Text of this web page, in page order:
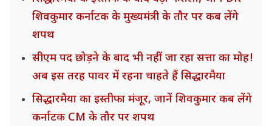
शिवकुमार कर्नाटक के मुख्यमंत्री के तौर पर कब लेंगे
शपथ
सीएम पद छोड़ने के बाद भी नहीं जा रहा सत्ता का मोह!
अब इस तरह पावर में रहना चाहते हैं सिद्धारमैया
सिद्धारमैया का इस्तीफा मंजूर, जानें शिवकुमार कब लेंगे
कर्नाटक CM के तौर पर शपथ